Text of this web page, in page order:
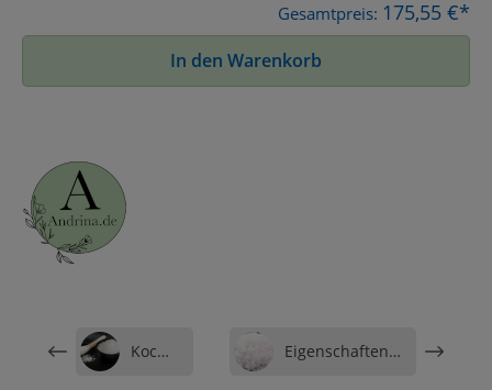
Gesamtpreis: 175,55 €*
In den Warenkorb
Kochrezept Eigenschaften von TMS